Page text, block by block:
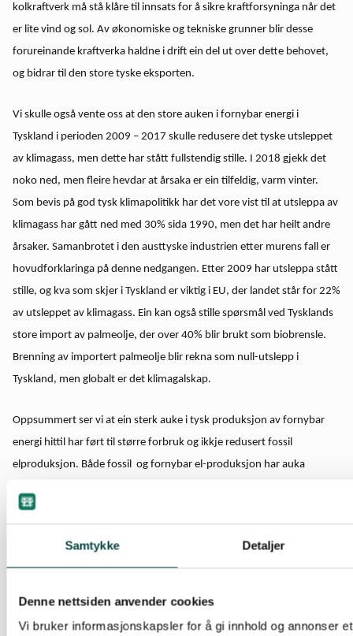
Samtykke Detaljer
Denne nettsiden anvender cookies
Vi bruker informasjonskapsler for å gi innhold og annonser
kolkraftverk må stå klåre til innsats for å sikre kraftforsyninga når det
er lite vind og sol. Av økonomiske og tekniske grunner blir desse
forureinande kraftverka haldne i drift ein del ut over dette behovet,
og bidrar til den store tyske eksporten.
Vi skulle også vente oss at den store auken i fornybar energi i
Tyskland i perioden 2009 – 2017 skulle redusere det tyske utsleppet
av klimagass, men dette har stått fullstendig stille. I 2018 gjekk det
noko ned, men fleire hevdar at årsaka er ein tilfeldig, varm vinter.
Som bevis på god tysk klimapolitikk har det vore vist til at utsleppa av
klimagass har gått ned med 30% sida 1990, men det har heilt andre
årsaker. Samanbrotet i den austtyske industrien etter murens fall er
hovudforklaringa på denne nedgangen. Etter 2009 har utsleppa stått
stille, og kva som skjer i Tyskland er viktig i EU, der landet står for 22%
av utsleppet av klimagass. Ein kan også stille spørsmål ved Tysklands
store import av palmeolje, der over 40% blir brukt som biobrensle.
Brenning av importert palmeolje blir rekna som null-utslepp i
Tyskland, men globalt er det klimagalskap.
Oppsummert ser vi at ein sterk auke i tysk produksjon av fornybar
energi hittil har ført til større forbruk og ikkje redusert fossil
elproduksjon. Både fossil og fornybar el-produksjon har auka
marknaden får ein annan skjebne enn fornybar kraft frå auka tysk
produksjon med vind og sol? Hittil har dette ikkje bidratt til redusert